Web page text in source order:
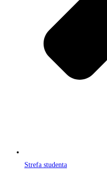
Strefa studenta